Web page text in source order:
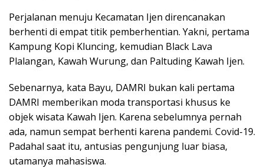
Perjalanan menuju Kecamatan Ijen direncanakan
berhenti di empat titik pemberhentian. Yakni, pertama
Kampung Kopi Kluncing, kemudian Black Lava
Plalangan, Kawah Wurung, dan Paltuding Kawah Ijen.
Sebenarnya, kata Bayu, DAMRI bukan kali pertama
DAMRI memberikan moda transportasi khusus ke
objek wisata Kawah Ijen. Karena sebelumnya pernah
ada, namun sempat berhenti karena pandemi. Covid-19.
Padahal saat itu, antusias pengunjung luar biasa,
utamanya mahasiswa.